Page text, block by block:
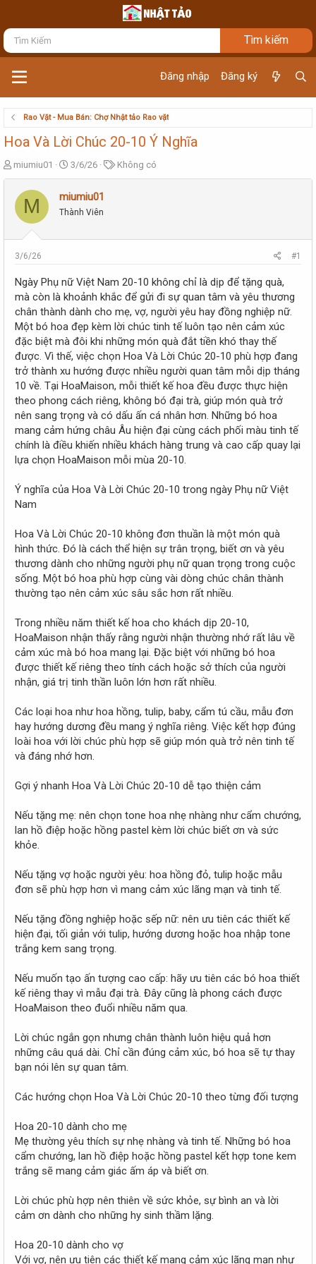
Đăng nhập Đăng ký
Rao Vặt - Mua Bán: Chợ Nhật tảo Rao vặt
Hoa Và Lời Chúc 20-10 Ý Nghĩa
T
h
e
a
s
r
e
r
miumiu01
N
g
y
g
i
3/6/26
T
ừ
Không có
M miumiu01
Thành Viên
3/6/26 #1
Ngày Phụ nữ Việt Nam 20-10 không chỉ là dịp để tặng quà,
mà còn là khoảnh khắc để gửi đi sự quan tâm và yêu thương
chân thành dành cho mẹ, vợ, người yêu hay đồng nghiệp nữ.
Một bó hoa đẹp kèm lời chúc tinh tế luôn tạo nên cảm xúc
đặc biệt mà đôi khi những món quà đắt tiền khó thay thế
được. Vì thế, việc chọn Hoa Và Lời Chúc 20-10 phù hợp đang
trở thành xu hướng được nhiều người quan tâm mỗi dịp tháng
10 về. Tại HoaMaison, mỗi thiết kế hoa đều được thực hiện
theo phong cách riêng, không bó đại trà, giúp món quà trở
nên sang trọng và có dấu ấn cá nhân hơn. Những bó hoa
mang cảm hứng châu Âu hiện đại cùng cách phối màu tinh tế
chính là điều khiến nhiều khách hàng trung và cao cấp quay lại
lựa chọn HoaMaison mỗi mùa 20-10.
Ý nghĩa của Hoa Và Lời Chúc 20-10 trong ngày Phụ nữ Việt
Nam
Hoa Và Lời Chúc 20-10 không đơn thuần là một món quà
hình thức. Đó là cách thể hiện sự trân trọng, biết ơn và yêu
thương dành cho những người phụ nữ quan trọng trong cuộc
sống. Một bó hoa phù hợp cùng vài dòng chúc chân thành
thường tạo nên cảm xúc sâu sắc hơn rất nhiều.
Trong nhiều năm thiết kế hoa cho khách dịp 20-10,
HoaMaison nhận thấy rằng người nhận thường nhớ rất lâu về
cảm xúc mà bó hoa mang lại. Đặc biệt với những bó hoa
được thiết kế riêng theo tính cách hoặc sở thích của người
nhận, giá trị tinh thần luôn lớn hơn rất nhiều.
Các loại hoa như hoa hồng, tulip, baby, cẩm tú cầu, mẫu đơn
hay hướng dương đều mang ý nghĩa riêng. Việc kết hợp đúng
loài hoa với lời chúc phù hợp sẽ giúp món quà trở nên tinh tế
và đáng nhớ hơn.
Gợi ý nhanh Hoa Và Lời Chúc 20-10 dễ tạo thiện cảm
Nếu tặng mẹ: nên chọn tone hoa nhẹ nhàng như cẩm chướng,
lan hồ điệp hoặc hồng pastel kèm lời chúc biết ơn và sức
khỏe.
Nếu tặng vợ hoặc người yêu: hoa hồng đỏ, tulip hoặc mẫu
đơn sẽ phù hợp hơn vì mang cảm xúc lãng mạn và tinh tế.
Nếu tặng đồng nghiệp hoặc sếp nữ: nên ưu tiên các thiết kế
hiện đại, tối giản với tulip, hướng dương hoặc hoa nhập tone
trắng kem sang trọng.
Nếu muốn tạo ấn tượng cao cấp: hãy ưu tiên các bó hoa thiết
kế riêng thay vì mẫu đại trà. Đây cũng là phong cách được
HoaMaison theo đuổi nhiều năm qua.
Lời chúc ngắn gọn nhưng chân thành luôn hiệu quả hơn
những câu quá dài. Chỉ cần đúng cảm xúc, bó hoa sẽ tự thay
bạn nói lên sự quan tâm.
Các hướng chọn Hoa Và Lời Chúc 20-10 theo từng đối tượng
Hoa 20-10 dành cho mẹ
Mẹ thường yêu thích sự nhẹ nhàng và tinh tế. Những bó hoa
cẩm chướng, lan hồ điệp hoặc hồng pastel kết hợp tone kem
trắng sẽ mang cảm giác ấm áp và biết ơn.
Lời chúc phù hợp nên thiên về sức khỏe, sự bình an và lời
cảm ơn dành cho những hy sinh thầm lặng.
Hoa 20-10 dành cho vợ
Với vợ, nên ưu tiên các thiết kế mang cảm xúc lãng mạn như